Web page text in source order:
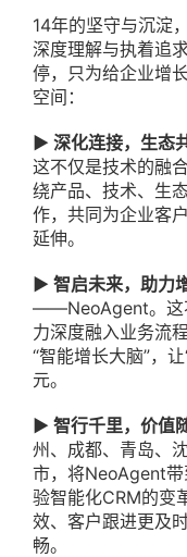
14年的坚守与沉淀
深度理解与执着追
停，只为给企业增
空间：
▶ 深化连接，生态
这不仅是技术的融
绕产品、技术、生
作，共同为企业客
延伸。
▶ 智启未来，助力
——NeoAgent。
力深度融入业务流
“智能增长大脑”，
元。
▶ 智行千里，价值
州、成都、青岛、
市， 将NeoAgent带
验智能化CRM的变
效、客户跟进更及
畅。